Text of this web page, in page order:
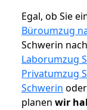
Egal, ob Sie
Büroumzug
Schwerin
Laborumzug
Privatumzug
Schwerin oder
planen wir